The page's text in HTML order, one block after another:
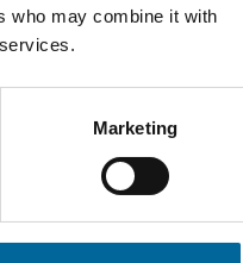
who may combine it with
Marketing